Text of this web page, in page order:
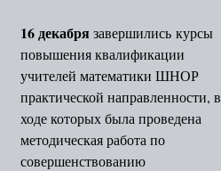
16 декабрязавершились курсы
повышения квалификации
учителей математики ШНОР
практической направленности, в
ходе которых была проведена
методическая работа по
совершенствованию